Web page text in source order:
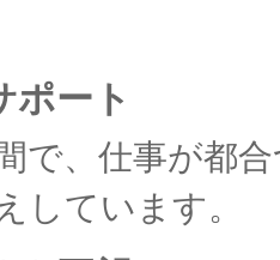
ポート
で、仕事が都
しています。